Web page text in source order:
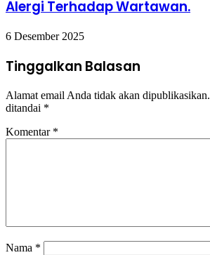
Alergi Terhadap Wartawan.
6 Desember 2025
Tinggalkan Balasan
Alamat email Anda tidak akan dipublikasikan.
ditandai *
Komentar *
Nama *